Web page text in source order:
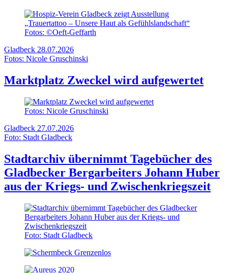
Fotos: ©Oeft-Geffarth
Gladbeck 28.07.2026
Fotos: Nicole Gruschinski
Marktplatz Zweckel wird aufgewertet
Fotos: Nicole Gruschinski
Gladbeck 27.07.2026
Foto: Stadt Gladbeck
Stadtarchiv übernimmt Tagebücher des
Gladbecker Bergarbeiters Johann Huber
aus der Kriegs- und Zwischenkriegszeit
Foto: Stadt Gladbeck